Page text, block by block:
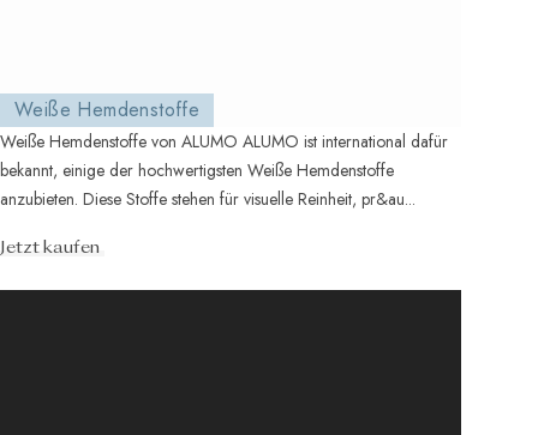
Weiße Hemdenstoffe
Weiße Hemdenstoffe von ALUMO ALUMO ist international dafür
bekannt, einige der hochwertigsten Weiße Hemdenstoffe
anzubieten. Diese Stoffe stehen für visuelle Reinheit, pr&au...
Jetzt kaufen